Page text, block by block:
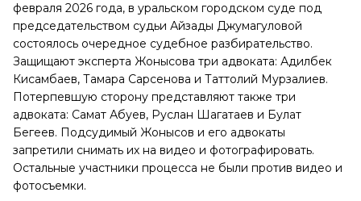
февраля 2026 года, в уральском городском суде под
председательством судьи Айзады Джумагуловой
состоялось очередное судебное разбирательство.
Защищают эксперта Жонысова три адвоката: Адилбек
Кисамбаев, Тамара Сарсенова и Таттолий Мурзалиев.
Потерпевшую сторону представляют также три
адвоката: Самат Абуев, Руслан Шагатаев и Булат
Бегеев. Подсудимый Жонысов и его адвокаты
запретили снимать их на видео и фотографировать.
Остальные участники процесса не были против видео и
фотосъемки.